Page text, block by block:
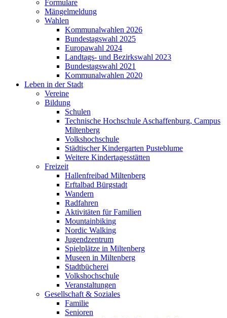
Formulare
Mängelmeldung
Wahlen
Kommunalwahlen 2026
Bundestagswahl 2025
Europawahl 2024
Landtags- und Bezirkswahl 2023
Bundestagswahl 2021
Kommunalwahlen 2020
Leben in der Stadt
Vereine
Bildung
Schulen
Technische Hochschule Aschaffenburg, Campus
Miltenberg
Volkshochschule
Städtischer Kindergarten Pusteblume
Weitere Kindertagesstätten
Freizeit
Hallenfreibad Miltenberg
Erftalbad Bürgstadt
Wandern
Radfahren
Aktivitäten für Familien
Mountainbiking
Nordic Walking
Jugendzentrum
Spielplätze in Miltenberg
Museen in Miltenberg
Stadtbücherei
Volkshochschule
Veranstaltungen
Gesellschaft & Soziales
Familie
Senioren